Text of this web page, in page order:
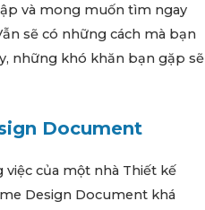
và mong muốn tìm ngay
sẽ có những cách mà bạn
những khó khăn bạn gặp sẽ
Document
của một nhà Thiết kế
Design Document khá